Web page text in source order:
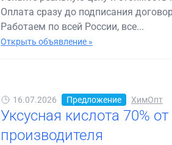
Оплата сразу до подписания
Работаем по всей России, все...
Открыть объявление »
16.07.2026 Предложение ХимОпт
Уксусная кислота 70% от
производителя